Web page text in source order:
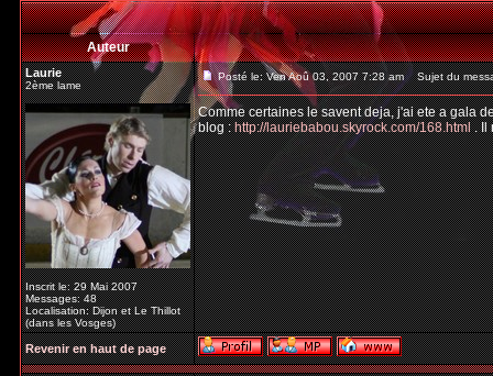
Auteur
Laurie
2ème lame
Inscrit le: 29 Mai 2007
Messages: 48
Localisation: Dijon et Le Thillot
(dans les Vosges)
Posté le: Ven Aoû 03, 2007 7:28 am Sujet du
Comme certaines le savent deja, j'ai ete a gala
blog :http://lauriebabou.skyrock.com/168.html. Il
Revenir en haut de page